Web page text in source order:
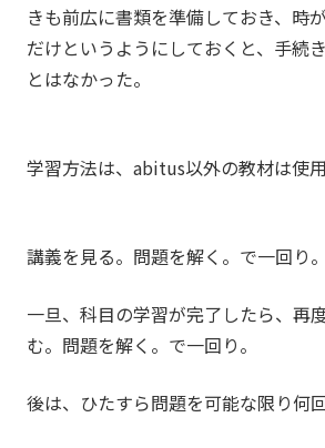
きも前広に書類を準備しておき、時
だけというようにしておくと、手続
とはなかった。
学習方法は、abitus以外の教材は使用
講義を見る。問題を解く。で一回り。
一旦、科目の学習が完了したら、再
む。問題を解く。で一回り。
後は、ひたすら問題を可能な限り何